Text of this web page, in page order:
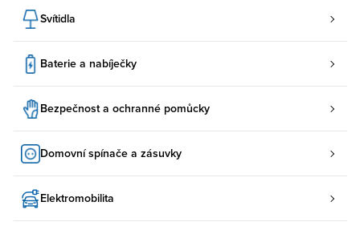
Svítidla
Baterie a nabíječky
Bezpečnost a ochranné pomůcky
Domovní spínače a zásuvky
Elektromobilita